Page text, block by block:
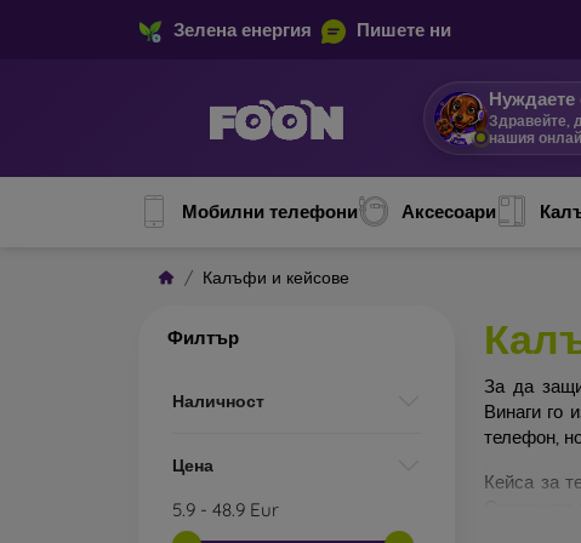
Зелена енергия Пишете ни
Здравейте,
нашия
Мобилни телефони Аксесоари
Калъфи и кейсове
Филтър
Наличност
Цена
5.9 - 48.9 Eur
За да
Винаги го
телефон,
Кейса за